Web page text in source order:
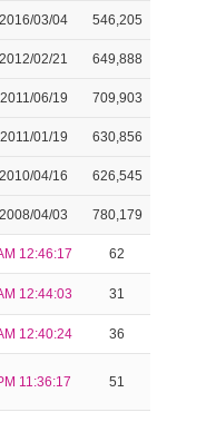
2016/03/04 546,205
2012/02/21 649,888
2011/06/19 709,903
2011/01/19 630,856
2010/04/16 626,545
2008/04/03 780,179
12:46:17 62
12:44:03 31
12:40:24 36
11:36:17 51